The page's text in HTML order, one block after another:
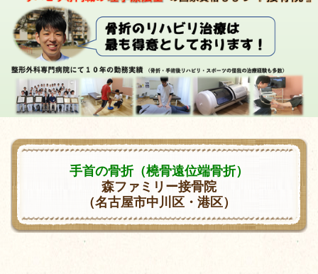
手首の骨折（橈骨遠位端骨折）
森ファミリー接骨院
（名古屋市中川区・港区）